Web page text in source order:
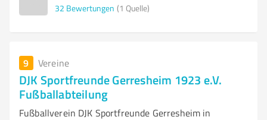
32 Bewertungen (1 Quelle)
9 Vereine
DJK Sportfreunde Gerresheim 1923 e.V.
Fußballabteilung
Fußballverein DJK Sportfreunde Gerresheim in